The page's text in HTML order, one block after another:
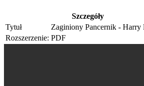
Szczegóły
Tytuł
Zaginiony Pancernik - Harry
Rozszerzenie: PDF